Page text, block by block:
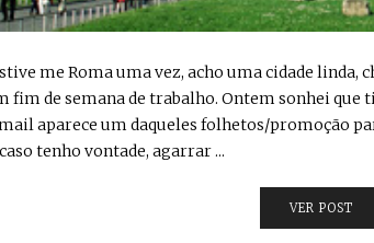
me Roma uma vez, acho uma cidade
fim de semana de trabalho. Ontem sonhei que
aparece um daqueles folhetos/promoção
tenho vontade, agarrar ...
VER POST